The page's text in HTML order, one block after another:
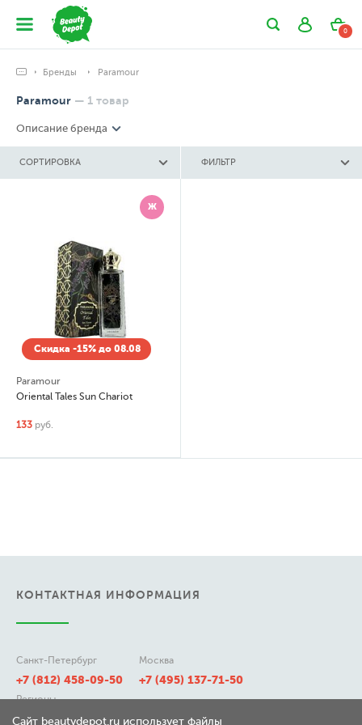
0
Бренды Paramour
Paramour — 1 товар
Описание бренда
СОРТИРОВКА ФИЛЬТР
Ж
Скидка -15% до 08.08
Paramour
Oriental Tales Sun Chariot
133 руб.
КОНТАКТНАЯ ИНФОРМАЦИЯ
Санкт-Петербург
+7 (812) 458-09-50
Москва
+7 (495) 137-71-50
Регионы
8 (800) 511-21-50
Сайт beautydepot.ru использует файлы